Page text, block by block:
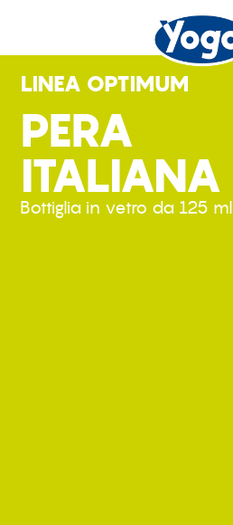
LINEA OPTIMUM
PERA
ITALIANA
Bottiglia in vetro da 125 ml